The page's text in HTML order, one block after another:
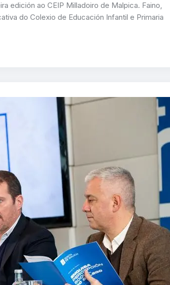
edición ao CEIP Milladoiro de Malpica. Faino,
do Colexio de Educación Infantil e Primaria